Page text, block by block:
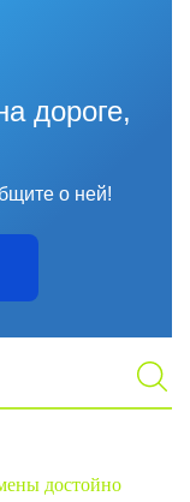
дороге,
о ней!
достойно